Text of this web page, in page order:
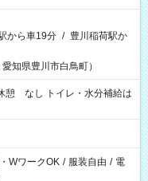
から車19分 / 豊川稲荷駅か
知県豊川市白鳥町）
WワークOK / 服装自由 / 電